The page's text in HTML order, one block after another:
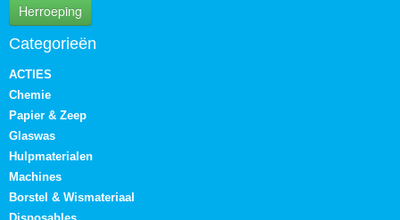
Herroeping
Categorieën
ACTIES
Chemie
Papier & Zeep
Glaswas
Hulpmaterialen
Machines
Borstel & Wismateriaal